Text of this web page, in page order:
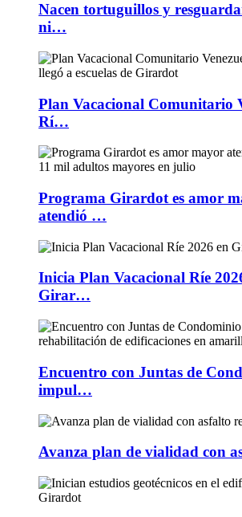
Nacen tortuguillos y
ni…
Plan Vacacional Comunitario
Rí…
Programa Girardot es amor
atendió …
Inicia Plan Vacacional Ríe
Girar…
Encuentro con Juntas de
impul…
Avanza plan de vialidad con